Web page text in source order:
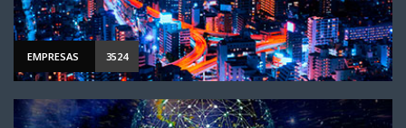
EMPRESAS 3524